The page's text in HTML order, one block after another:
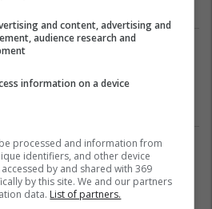
sjell trajnime të
shëndetësor
të reja punësimi këtë javë
Jobs
Telegrafi Jobs
and content, advertising and
audience research and
information on a device
processed and information from
identifiers, and other device
by and shared with 369
by this site. We and our partners
data. List of partners.